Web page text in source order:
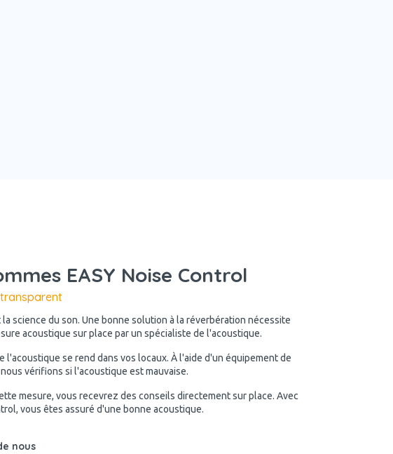
EASY Noise Control
transparent
la science du son. Une bonne solution à la réverbération nécessite
acoustique sur place par un spécialiste de l'acoustique.
l'acoustique se rend dans vos locaux. À l'aide d'un équipement de
vérifions si l'acoustique est mauvaise.
mesure, vous recevrez des conseils directement sur place. Avec
vous êtes assuré d'une bonne acoustique.
nous